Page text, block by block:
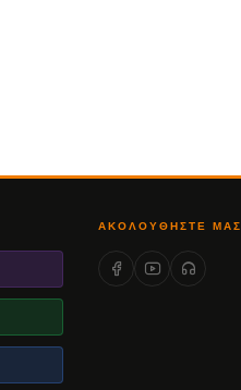
ΑΚΟΛΟΥΘΉΣΤΕ ΜΑΣ